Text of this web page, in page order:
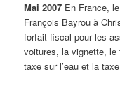
Mai 2007 En France,
François Bayrou à
forfait fiscal pour les
voitures, la vignette, le
taxe sur l’eau et la